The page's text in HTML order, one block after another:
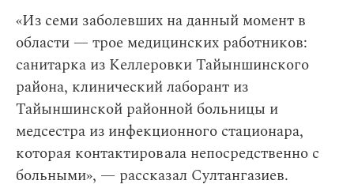
«Из семи заболевших на данный момент в
области — трое медицинских работников:
санитарка из Келлеровки Тайыншинского
района, клинический лаборант из
Тайыншинской районной больницы и
медсестра из инфекционного стационара,
которая контактировала непосредственно с
больными», — рассказал Султангазиев.